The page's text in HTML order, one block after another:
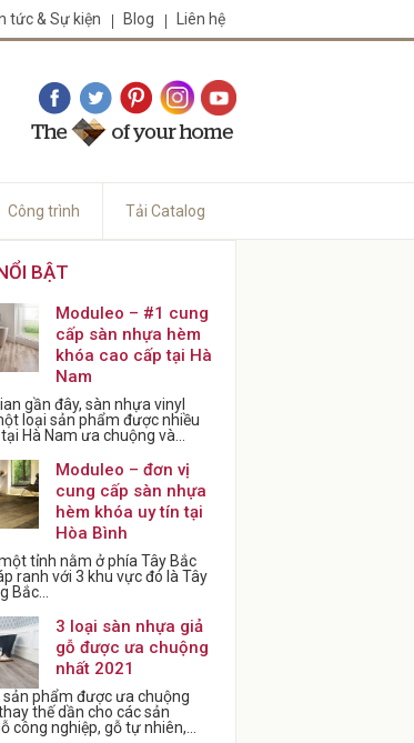
tức & Sự kiện Blog Liên hệ
Công trình Tải Catalog
BẬT
Moduleo – #1 cung
cấp sàn nhựa hèm
khóa cao cấp tại Hà
Nam
gần đây, sàn nhựa vinyl
loại sản phẩm được nhiều
Hà Nam ưa chuộng và...
Moduleo – đơn vị
cung cấp sàn nhựa
hèm khóa uy tín tại
Hòa Bình
tỉnh nằm ở phía Tây Bắc
ranh với 3 khu vực đó là Tây
Bắc...
3 loại sàn nhựa giả
gỗ được ưa chuộng
nhất 2021
sản phẩm được ưa chuộng
thế dần cho các sản
công nghiệp, gỗ tự nhiên,...